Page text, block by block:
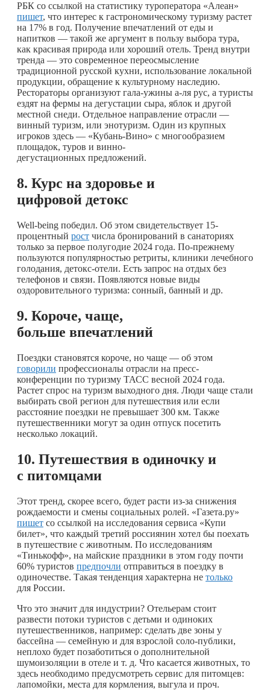
РБК со ссылкой на статистику туроператора «Алеан»
пишет, что интерес к гастрономическому туризму растет
на 17% в год. Получение впечатлений от еды и
напитков — такой же аргумент в пользу выбора тура,
как красивая природа или хороший отель. Тренд внутри
тренда — это современное переосмысление
традиционной русской кухни, использование локальной
продукции, обращение к культурному наследию.
Рестораторы организуют гала-ужины а-ля рус, а туристы
ездят на фермы на дегустации сыра, яблок и другой
местной снеди. Отдельное направление отрасли —
винный туризм, или энотуризм. Один из крупных
игроков здесь — «Кубань-Вино» с многообразием
площадок, туров и винно-
дегустационных предложений.
8. Курс на здоровье и
цифровой детокс
Well-being победил. Об этом свидетельствует 15-
процентный рост числа бронирований в санаториях
только за первое полугодие 2024 года. По-прежнему
пользуются популярностью ретриты, клиники лечебного
голодания, детокс-отели. Есть запрос на отдых без
телефонов и связи. Появляются новые виды
оздоровительного туризма: сонный, банный и др.
9. Короче, чаще,
больше впечатлений
Поездки становятся короче, но чаще — об этом
говорили профессионалы отрасли на пресс-
конференции по туризму ТАСС весной 2024 года.
Растет спрос на туризм выходного дня. Люди чаще стали
выбирать свой регион для путешествия или если
расстояние поездки не превышает 300 км. Также
путешественники могут за один отпуск посетить
несколько локаций.
10. Путешествия в одиночку и
с питомцами
Этот тренд, скорее всего, будет расти из-за снижения
рождаемости и смены социальных ролей. «Газета.ру»
пишет со ссылкой на исследования сервиса «Купи
билет», что каждый третий россиянин хотел бы поехать
в путешествие с животным. По исследованиям
«Тинькофф», на майские праздники в этом году почти
60% туристов предпочли отправиться в поездку в
одиночестве. Такая тенденция характерна не только
для России.
Что это значит для индустрии? Отельерам стоит
развести потоки туристов с детьми и одиноких
путешественников, например: сделать две зоны у
бассейна — семейную и для взрослой соло-публики,
неплохо будет позаботиться о дополнительной
шумоизоляции в отеле и т. д. Что касается животных, то
здесь необходимо предусмотреть сервис для питомцев:
лапомойки, места для кормления, выгула и проч.